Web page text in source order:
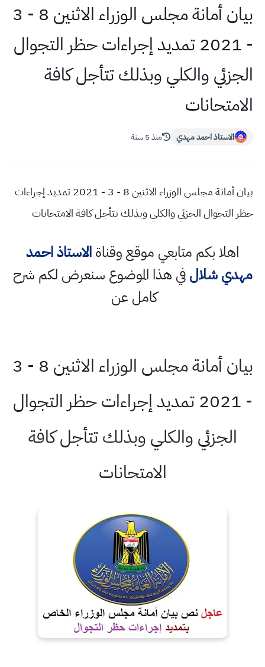
بيان أمانة مجلس الوزراء الاثنين 8 - 3
- 2021 تمديد إجراءات حظر التجوال
والكلي وبذلك تتأجل كافة
احمد مهدي منذ 5 سنة
بيان أمانة مجلس الوزراء الاثنين 8 - 3 - 2021 تمديد إجراءات
الجزئي والكلي وبذلك تتأجل كافة الامتحانات
بكم متابعي موقع وقناةالاستاذ احمد
في هذا الموضوع سنعرض لكم شرح
كامل عن
بيان أمانة مجلس الوزراء الاثنين 8 - 3
- 2021 تمديد إجراءات حظر التجوال
والكلي وبذلك تتأجل كافة
الامتحانات